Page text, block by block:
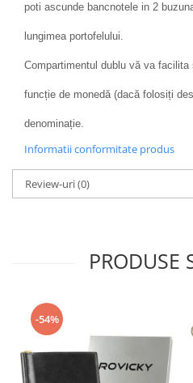
poti ascunde bancnotele in 2
lungimea portofelului.
Compartimentul dublu vă va facilita
funcție de monedă (dacă folosiți
denominație.
Informatii conformitate produs
Review-uri(0)
PRODUSE
-54%